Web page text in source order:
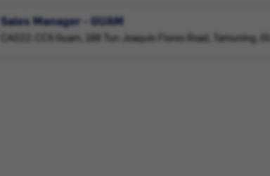
Sales Manager - GUAM
CAG22: CCS Guam, 188 Tun Joaquin Flores Road, Tamuning,